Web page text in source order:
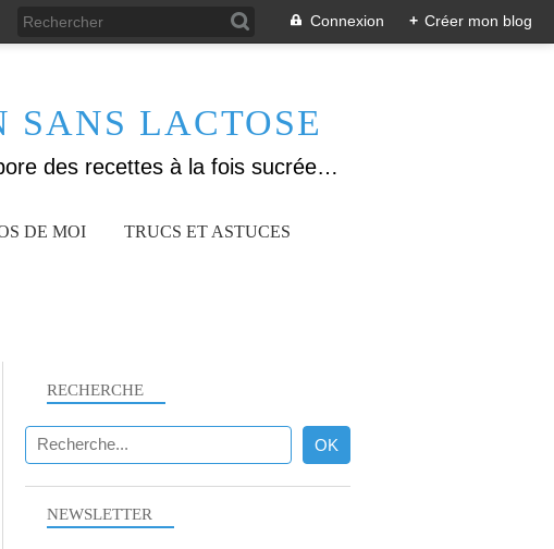
Connexion + Créer mon blog
LACTOSE
Allergique au gluten, lactose (et caséine) et passionnée de cuisine, j'élabore des recettes à la fois sucrées et salées. Ayant plusieurs maladies auto immunes, j'essaie de proposer des recettes un maximum IG Bas, en portant une attention particulière sur les aliments utilisés (apports, vitamines, nutriments..). Je fais également bcp de sport donc une bonne alimentation est primordiale!
DE MOI TRUCS ET ASTUCES
NEWSLETTER
RECHERCHE